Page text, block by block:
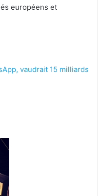
européens et
vaudrait 15 milliards